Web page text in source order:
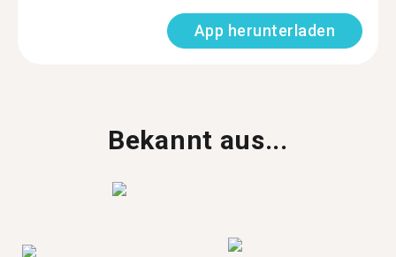
App herunterladen
Bekannt aus...